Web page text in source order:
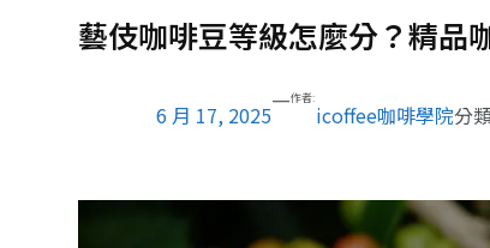
藝伎咖啡豆等級怎麼分？精品
6 月 17, 2025
—作者:
icoffee咖啡學院分